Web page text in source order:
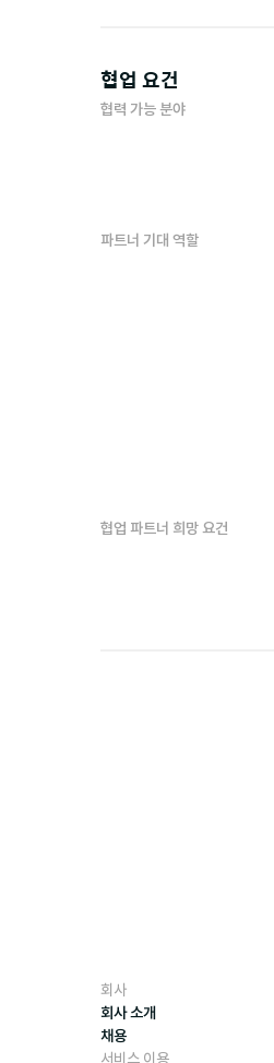
협업 요건
협력 가능 분야
파트너 기대 역할
협업 파트너 희망 요건
회사
회사 소개
채용
서비스 이용